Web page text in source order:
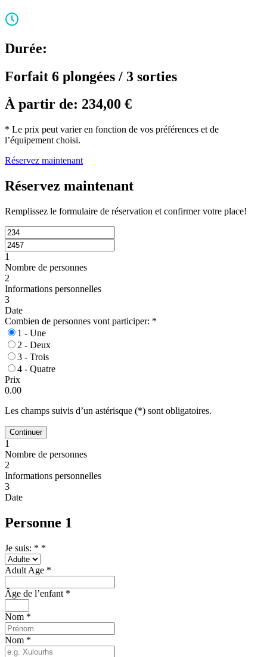
Durée:
Forfait 6 plongées / 3 sorties
À partir de: 234,00 €
* Le prix peut varier en fonction de vos préférences et de
l’équipement choisi.
Réservez maintenant
Réservez maintenant
Remplissez le formulaire de réservation et confirmer votre place!
1
Nombre de personnes
2
Informations personnelles
3
Date
Combien de personnes vont participer: *
1 - Une
2 - Deux
3 - Trois
4 - Quatre
Prix
0.00
Les champs suivis d’un astérisque (*) sont obligatoires.
Continuer
1
Nombre de personnes
2
Informations personnelles
3
Date
Personne 1
Je suis: * *
Adult Age *
Âge de l’enfant *
Nom *
Nom *